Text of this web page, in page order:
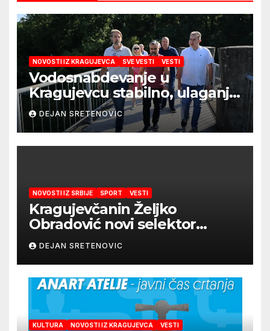
NOVOSTI IZ KRAGUJEVCA SVE VESTI VESTI
Vodosnabdevanje u
Kragujevcu stabilno, ulaganja
obezbedila sigurnije
snabdevanje
DEJAN SRETENOVIC
NOVOSTI IZ SRBIJE SPORT VESTI
Kragujevčanin Željko
Obradović novi selektor
Atletske reprezentacije Srbije
DEJAN SRETENOVIC
KULTURA NOVOSTI IZ KRAGUJEVCA VESTI